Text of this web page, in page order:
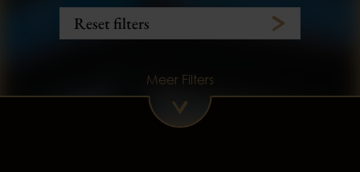
3 zitplaats(en) 5 zitplaats(en)
Reset filters
Meer Filters